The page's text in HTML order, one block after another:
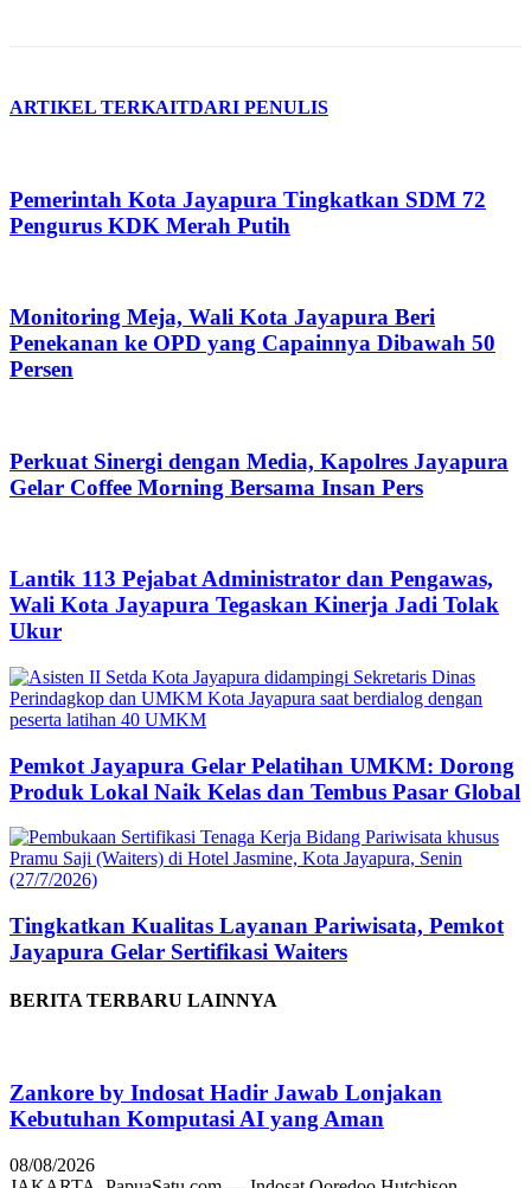
ARTIKEL TERKAITDARI PENULIS
Pemerintah Kota Jayapura Tingkatkan SDM 72
Pengurus KDK Merah Putih
Monitoring Meja, Wali Kota Jayapura Beri
Penekanan ke OPD yang Capainnya Dibawah 50
Persen
Perkuat Sinergi dengan Media, Kapolres Jayapura
Gelar Coffee Morning Bersama Insan Pers
Lantik 113 Pejabat Administrator dan Pengawas,
Wali Kota Jayapura Tegaskan Kinerja Jadi Tolak
Ukur
Pemkot Jayapura Gelar Pelatihan UMKM: Dorong
Produk Lokal Naik Kelas dan Tembus Pasar Global
Tingkatkan Kualitas Layanan Pariwisata, Pemkot
Jayapura Gelar Sertifikasi Waiters
BERITA TERBARU LAINNYA
Zankore by Indosat Hadir Jawab Lonjakan
Kebutuhan Komputasi AI yang Aman
08/08/2026